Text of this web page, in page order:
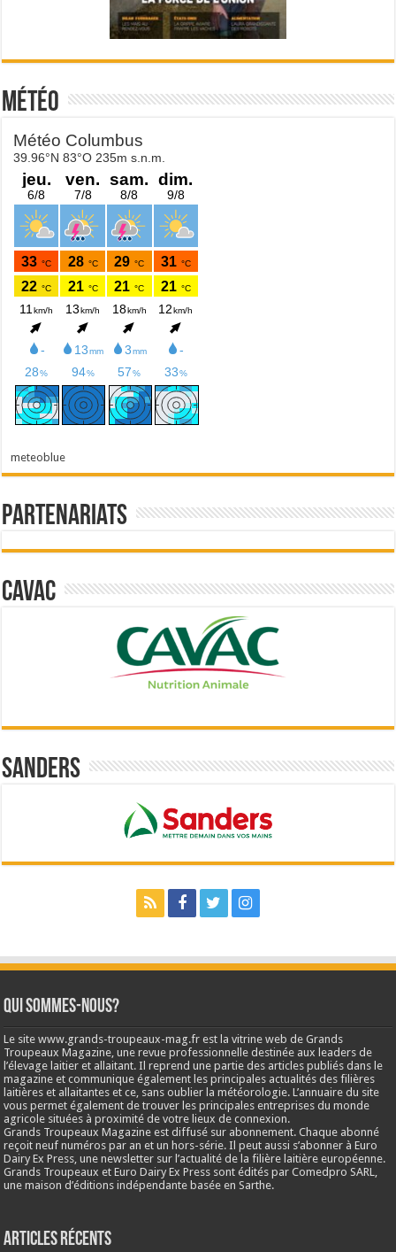
Météo
meteoblue
Partenariats
Cavac
Sanders
Qui sommes-nous?
Le site www.grands-troupeaux-mag.fr est la vitrine web de Grands
Troupeaux Magazine, une revue professionnelle destinée aux leaders de
l’élevage laitier et allaitant. Il reprend une partie des articles publiés dans le
magazine et communique également les principales actualités des filières
laitières et allaitantes et ce, sans oublier la météorologie. L’annuaire du site
vous permet également de trouver les principales entreprises du monde
agricole situées à proximité de votre lieux de connexion.
Grands Troupeaux Magazine est diffusé sur abonnement. Chaque abonné
reçoit neuf numéros par an et un hors-série. Il peut aussi s’abonner à Euro
Dairy Ex Press, une newsletter sur l’actualité de la filière laitière européenne.
Grands Troupeaux et Euro Dairy Ex Press sont édités par Comedpro SARL,
une maison d’éditions indépendante basée en Sarthe.
Articles récents